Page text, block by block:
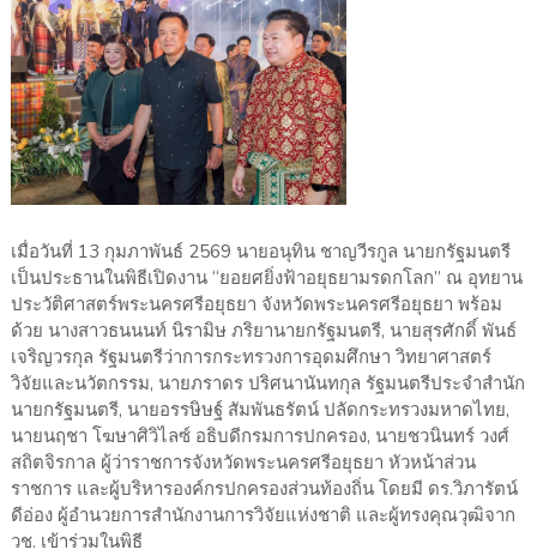
เมื่อวันที่ 13 กุมภาพันธ์ 2569 นายอนุทิน ชาญวีรกูล นายกรัฐมนตรี
เป็นประธานในพิธีเปิดงาน “ยอยศยิ่งฟ้าอยุธยามรดกโลก” ณ อุทยาน
ประวัติศาสตร์พระนครศรีอยุธยา จังหวัดพระนครศรีอยุธยา พร้อม
ด้วย นางสาวธนนนท์ นิรามิษ ภริยานายกรัฐมนตรี, นายสุรศักดิ์ พันธ์
เจริญวรกุล รัฐมนตรีว่าการกระทรวงการอุดมศึกษา วิทยาศาสตร์
วิจัยและนวัตกรรม, นายภราดร ปริศนานันทกุล รัฐมนตรีประจำสำนัก
นายกรัฐมนตรี, นายอรรษิษฐ์ สัมพันธรัตน์ ปลัดกระทรวงมหาดไทย,
นายนฤชา โฆษาศิวิไลซ์ อธิบดีกรมการปกครอง, นายชวนินทร์ วงศ์
สถิตจิรกาล ผู้ว่าราชการจังหวัดพระนครศรีอยุธยา หัวหน้าส่วน
ราชการ และผู้บริหารองค์กรปกครองส่วนท้องถิ่น โดยมี ดร.วิภารัตน์
ดีอ่อง ผู้อำนวยการสำนักงานการวิจัยแห่งชาติ และผู้ทรงคุณวุฒิจาก
วช. เข้าร่วมในพิธี